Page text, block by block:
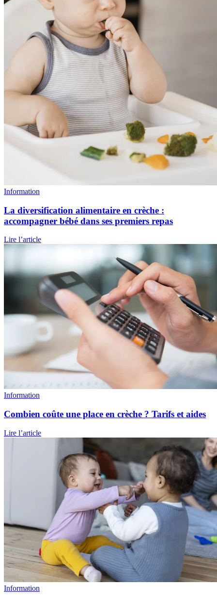
Information
La diversification alimentaire en crèche :
accompagner bébé dans ses premiers repas
Lire l’article
Information
Combien coûte une place en crèche ? Tarifs et aides
Lire l’article
Information